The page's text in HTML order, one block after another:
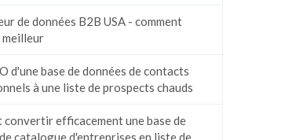
de données B2B USA - comment
d'une base de données de contacts
à une liste de prospects chauds
convertir efficacement une base de
catalogue d'entreprises en liste de